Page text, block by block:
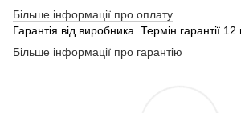
Більше інформації про оплату
Гарантія від виробника. Термін гарантії 12
Більше інформації про гарантію